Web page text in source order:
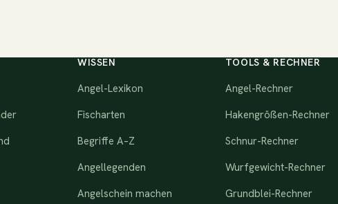
WISSEN
Angel-Lexikon
Fischarten
Begriffe A–Z
Angellegenden
Angelschein machen
TOOLS & RECHNER
Angel-Rechner
Hakengrößen-Rechner
Schnur-Rechner
Wurfgewicht-Rechner
Grundblei-Rechner